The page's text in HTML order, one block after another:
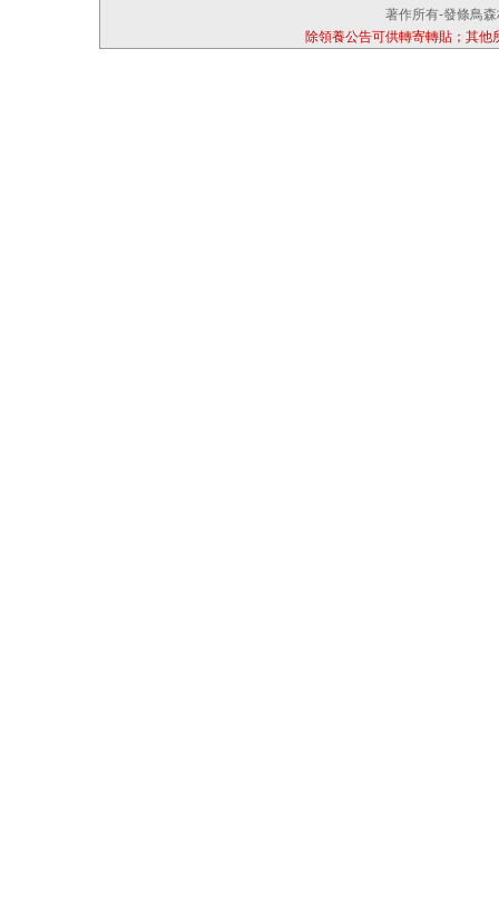
著作所有-發條鳥
除領養公告可供轉寄轉貼；其